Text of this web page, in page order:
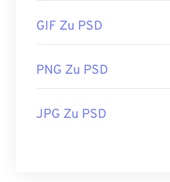
GIF Zu PSD
PNG Zu PSD
JPG Zu PSD